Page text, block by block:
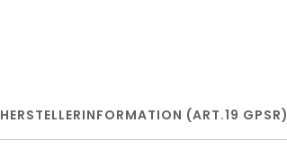
HERSTELLERINFORMATION (ART.19 GPSR)